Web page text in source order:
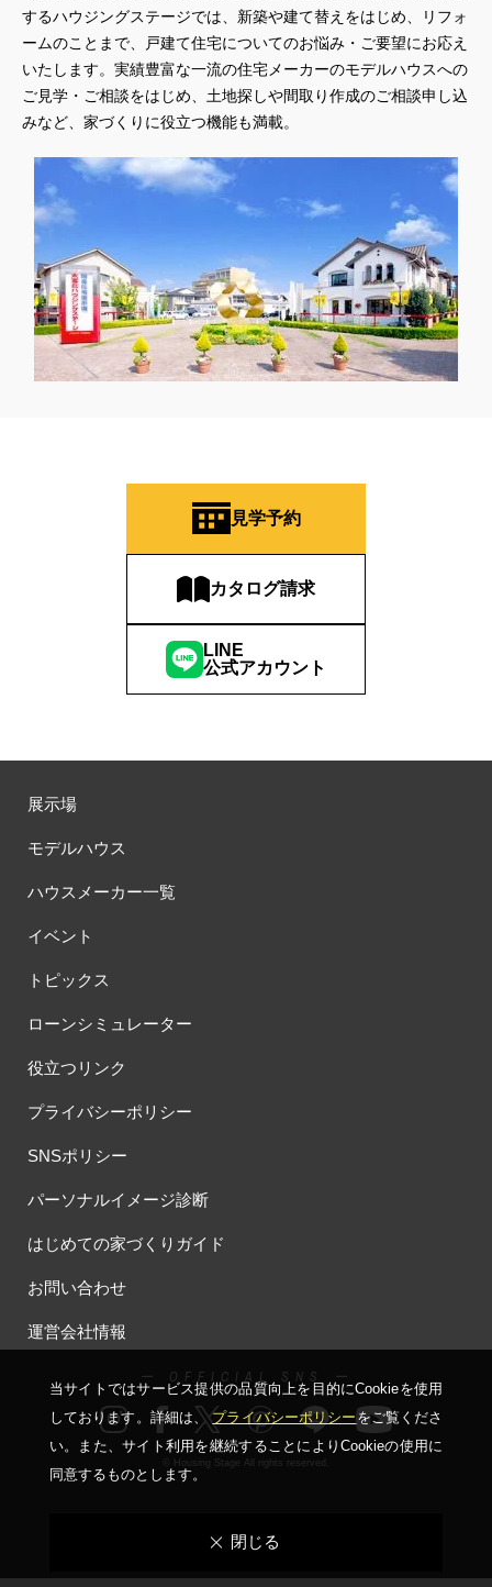
するハウジングステージでは、新築や建て替えをはじめ、リフォ
ームのことまで、戸建て住宅についてのお悩み・ご要望にお応え
いたします。実績豊富な一流の住宅メーカーのモデルハウスへの
ご見学・ご相談をはじめ、土地探しや間取り作成のご相談申し込
みなど、家づくりに役立つ機能も満載。
見学予約
カタログ請求
LINE
公式アカウント
展示場
モデルハウス
ハウスメーカー一覧
イベント
トピックス
ローンシミュレーター
役立つリンク
プライバシーポリシー
SNSポリシー
パーソナルイメージ診断
はじめての家づくりガイド
お問い合わせ
運営会社情報
ー OFFICIAL SNS ー
© Housing Stage All rights reserved.
当サイトではサービス提供の品質向上を⽬的にCookieを使⽤
しております。詳細は、プライバシーポリシーをご覧くださ
い。
また、サイト利⽤を継続することによりCookieの使⽤に
同意するものとします。
閉じる